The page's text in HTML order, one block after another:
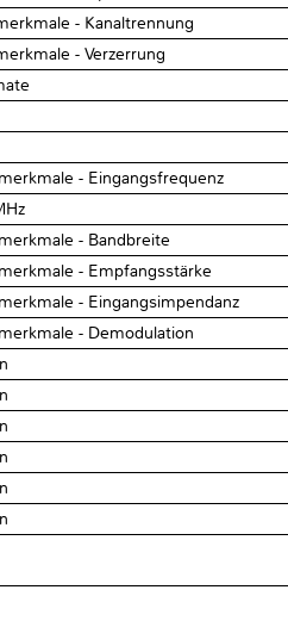
- Kanaltrennung
- Verzerrung
- Eingangsfrequenz
- Bandbreite
- Empfangsstärke
- Eingangsimpendanz
- Demodulation